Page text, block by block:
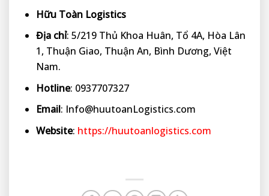
Hữu Toàn Logistics
Địa chỉ: 5/219 Thủ Khoa Huân, Tổ 4A, Hòa Lân
1, Thuận Giao, Thuận An, Bình Dương, Việt
Nam.
Hotline: 0937707327
Email: Info@huutoanLogistics.com
Website: https://huutoanlogistics.com